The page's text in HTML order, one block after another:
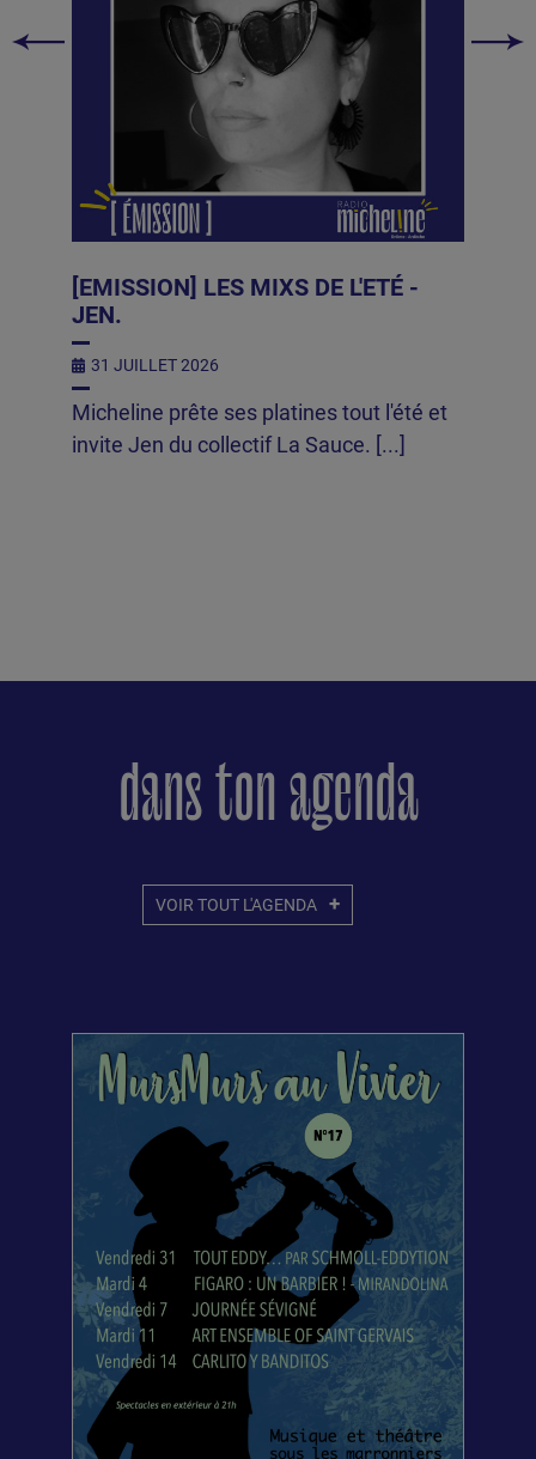
[EMISSION] LES MIXS DE L'ETÉ -
JEN.
31 JUILLET 2026
Micheline prête ses platines tout l'été et
invite Jen du collectif La Sauce. [...]
dans ton agenda
VOIR TOUT L'AGENDA